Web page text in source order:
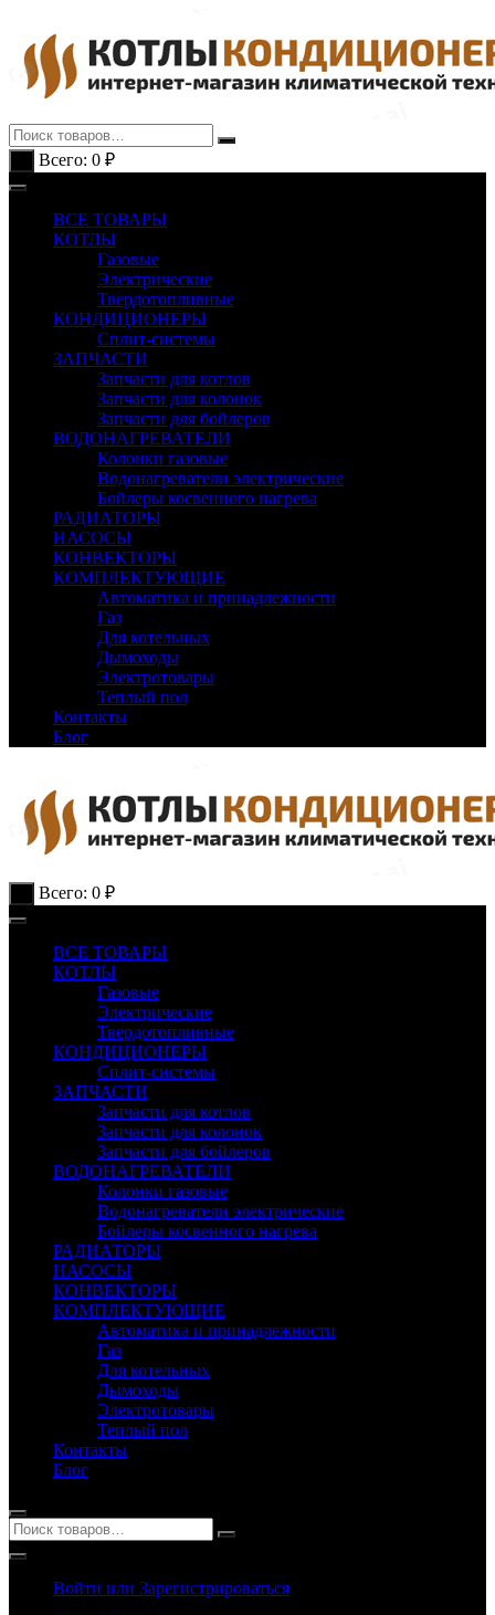
содержимому
Всего: 0 ₽
ВСЕ ТОВАРЫ
КОТЛЫ
Газовые
Электрические
Твердотопливные
КОНДИЦИОНЕРЫ
Сплит-системы
ЗАПЧАСТИ
Запчасти для котлов
Запчасти для колонок
Запчасти для бойлеров
ВОДОНАГРЕВАТЕЛИ
Колонки газовые
Водонагреватели электрические
Бойлеры косвенного нагрева
РАДИАТОРЫ
НАСОСЫ
КОНВЕКТОРЫ
КОМПЛЕКТУЮЩИЕ
Автоматика и принадлежности
Газ
Для котельных
Дымоходы
Электротовары
Теплый пол
Контакты
Блог
Всего: 0 ₽
ВСЕ ТОВАРЫ
КОТЛЫ
Газовые
Электрические
Твердотопливные
КОНДИЦИОНЕРЫ
Сплит-системы
ЗАПЧАСТИ
Запчасти для котлов
Запчасти для колонок
Запчасти для бойлеров
ВОДОНАГРЕВАТЕЛИ
Колонки газовые
Водонагреватели электрические
Бойлеры косвенного нагрева
РАДИАТОРЫ
НАСОСЫ
КОНВЕКТОРЫ
КОМПЛЕКТУЮЩИЕ
Автоматика и принадлежности
Газ
Для котельных
Дымоходы
Электротовары
Теплый пол
Контакты
Блог
Войти или Зарегистрироваться